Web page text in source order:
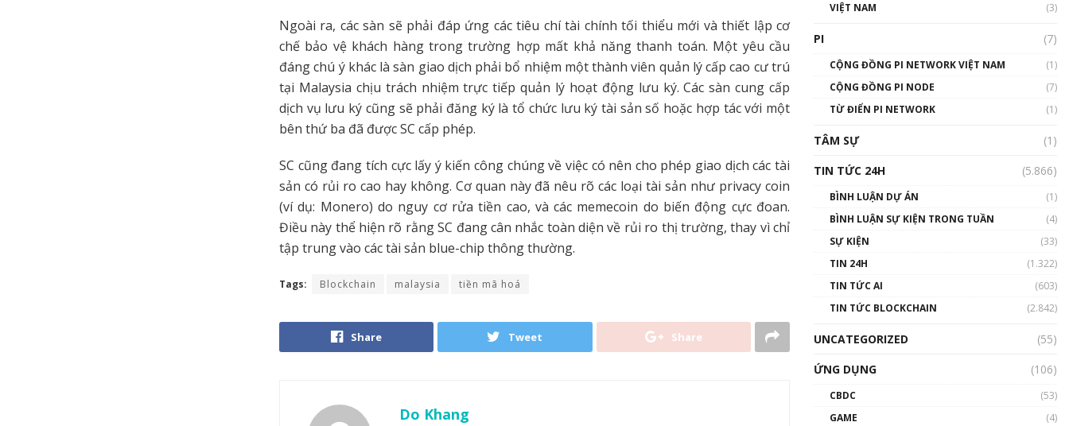
Ngoài ra, các sàn sẽ phải đáp ứng các tiêu chí tài chính tối thiểu mới và thiết lập cơ
chế bảo vệ khách hàng trong trường hợp mất khả năng thanh toán. Một yêu cầu
đáng chú ý khác là sàn giao dịch phải bổ nhiệm một thành viên quản lý cấp cao cư trú
tại Malaysia chịu trách nhiệm trực tiếp quản lý hoạt động lưu ký. Các sàn cung cấp
dịch vụ lưu ký cũng sẽ phải đăng ký là tổ chức lưu ký tài sản số hoặc hợp tác với một
bên thứ ba đã được SC cấp phép.
SC cũng đang tích cực lấy ý kiến công chúng về việc có nên cho phép giao dịch các tài
sản có rủi ro cao hay không. Cơ quan này đã nêu rõ các loại tài sản như privacy coin
(ví dụ: Monero) do nguy cơ rửa tiền cao, và các memecoin do biến động cực đoan.
Điều này thể hiện rõ rằng SC đang cân nhắc toàn diện về rủi ro thị trường, thay vì chỉ
tập trung vào các tài sản blue-chip thông thường.
Tags: Blockchain malaysia tiền mã hoá
Share Tweet Share
Do Khang
01:32:59
Talkshow17: Mùa đông
Crypto – Chiếc khăn gió ấm
01:49:30
Talkshow 14: MemeCoin –
VIỆT NAM
(3)
PI (7)
CỘNG ĐỒNG PI NETWORK VIỆT NAM
(1)
CỘNG ĐỒNG PI NODE
(7)
TỪ ĐIỂN PI NETWORK
(1)
TÂM SỰ
(1)
TIN TỨC 24H
(5.866)
BÌNH LUẬN DỰ ÁN
(1)
BÌNH LUẬN SỰ KIỆN TRONG TUẦN
(4)
SỰ KIỆN
(33)
TIN 24H
(1.322)
TIN TỨC AI
(603)
TIN TỨC BLOCKCHAIN
(2.842)
UNCATEGORIZED
(55)
ỨNG DỤNG
(106)
CBDC
(53)
GAME
(4)